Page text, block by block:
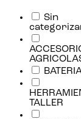
Sin
TALLER